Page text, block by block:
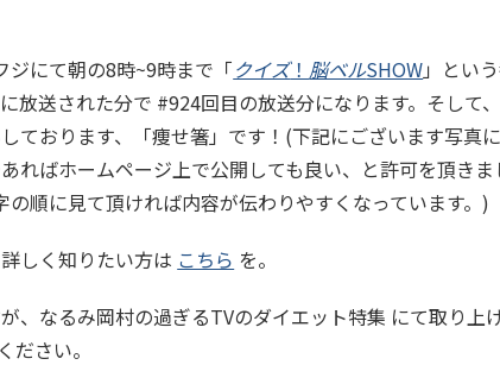
ジにて朝の8時~9時まで「クイズ！ 脳ベルSHOW」とい
放送された分で #924回目の放送分になります。そして
ております、「痩せ箸」です！(下記にございます写真
ればホームページ上で公開しても良い、と許可を頂き
の順に見て頂ければ内容が伝わりやすくなっています。)
しく知りたい方は こちら を。
、なるみ岡村の過ぎるTVのダイエット特集 にて取り上
ださい。